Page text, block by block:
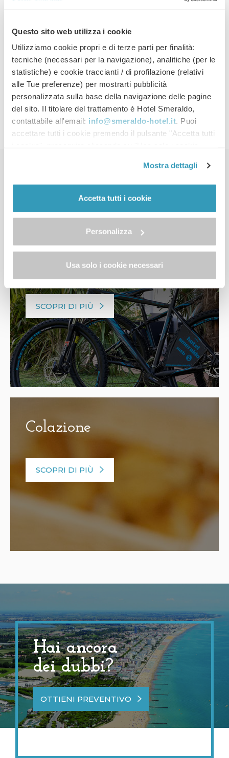
Questo sito web utilizza i cookie
Utilizziamo cookie propri e di terze parti per finalità:
tecniche (necessari per la navigazione), analitiche (per le
statistiche) e cookie traccianti / di profilazione (relativi
alle Tue preferenze) per mostrarti pubblicità
personalizzata sulla base della navigazione delle pagine
del sito. Il titolare del trattamento è Hotel Smeraldo,
contattabile all'email: info@smeraldo-hotel.it. Puoi
accettare tutti i cookie premendo il pulsante "Accetta tutti
"Personalizza". Al fine di revocare il consenso prestato e
visualizzare le informazioni complete sul trattamento dei
cookie policy" Allo stesso link trovi la
Mostra dettagli
Accetta tutti i cookie
Personalizza
Usa solo i cookie necessari
gustare un gelato o una bibita fresca
o provare diversi sport acquatici, tutto
sotto il controllo di personale
qualificato che garantisce sicurezza ai
bagnanti e che tutela l’ambiente con
rigorosi controlli e continui interventi
di pulizia e manutenzione.
Potrebbero interessarti
anche…
Esperienze in bicicletta
SCOPRI DI PIÙ
Colazione
SCOPRI DI PIÙ
Hai ancora
dei dubbi?
OTTIENI PREVENTIVO